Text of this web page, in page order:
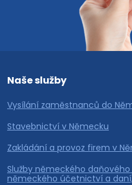
Naše služby
Vysílání zaměstnanců do
Stavebnictví v Německu
Zakládání a provoz firem v
Služby německého
německého účetnictví a